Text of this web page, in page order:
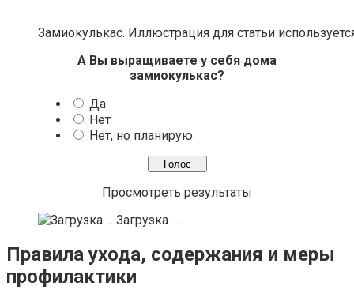
Замиокулькас. Иллюстрация для статьи
А Вы выращиваете у себя дома
замиокулькас?
Да
Нет
Нет, но планирую
Просмотреть результаты
Загрузка ...
Правила ухода, содержания и меры
профилактики